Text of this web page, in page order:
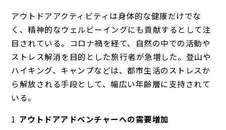
アウトドアアクティビティは身体的な健康だけでな
く、精神的なウェルビーイングにも貢献するとして注
目されている。コロナ禍を経て、自然の中での活動や
ストレス解消を目的とした旅行者が急増した。登山や
ハイキング、キャンプなどは、都市生活のストレスか
ら解放される手段として、幅広い年齢層に支持されて
いる。
アウトドアアドベンチャーへの需要増加